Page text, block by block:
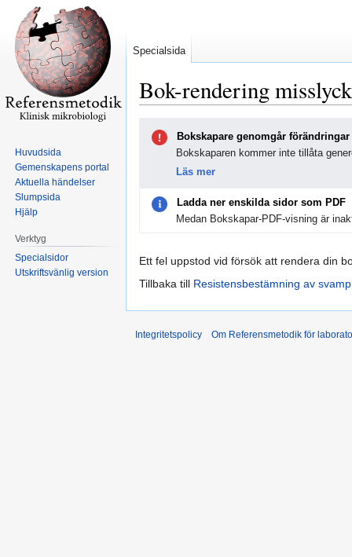
Bok-rendering
navigering
Bokskapare genomgår förändringar
Bokskaparen kommer inte tillåta
Läs mer
Ladda ner enskilda sidor som PDF
Medan Bokskapar-PDF-visning är
Ett fel uppstod vid försök att rendera din
Tillbaka till Resistensbestämning av svamp
Specialsida
Huvudsida
Gemenskapens portal
Aktuella händelser
Slumpsida
Hjälp
Verktyg
Specialsidor
Utskriftsvänlig version
Integritetspolicy Om Referensmetodik för